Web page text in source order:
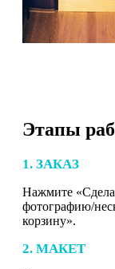
Этапы
1. ЗАКАЗ
Нажмите
фотографию/
корзину».
2. МАКЕТ